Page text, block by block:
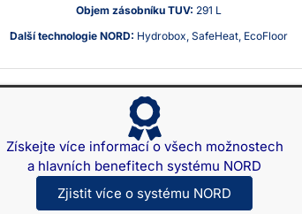
Objem zásobníku TUV: 291 L
Další technologie NORD: Hydrobox, SafeHeat, EcoFloor
Získejte více informací o všech možnostech
a hlavních benefitech systému NORD
Zjistit více o systému NORD